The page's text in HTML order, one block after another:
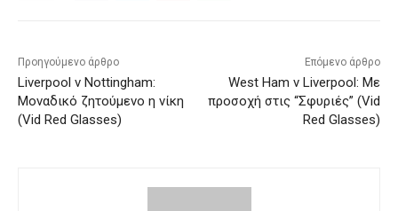
Προηγούμενο άρθρο
Liverpool v Nottingham:
Μοναδικό ζητούμενο η νίκη
(Vid Red Glasses)
Επόμενο άρθρο
West Ham v Liverpool: Με
προσοχή στις “Σφυριές” (Vid
Red Glasses)